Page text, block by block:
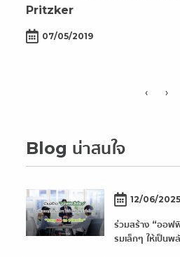
Pritzker
07/05/2019
‹ ›
Blog น่าสนใจ
12/06/2025
ร่วมสร้าง “ออฟ
รมเล็กๆ ให้เป็นพ